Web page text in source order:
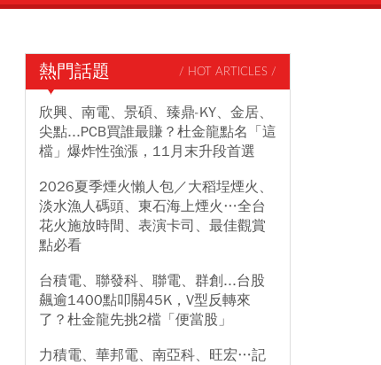
熱門話題 / HOT ARTICLES /
欣興、南電、景碩、臻鼎-KY、金居、
尖點...PCB買誰最賺？杜金龍點名「這
檔」爆炸性強漲，11月末升段首選
2026夏季煙火懶人包／大稻埕煙火、
淡水漁人碼頭、東石海上煙火…全台
花火施放時間、表演卡司、最佳觀賞
點必看
台積電、聯發科、聯電、群創...台股
飆逾1400點叩關45K，V型反轉來
了？杜金龍先挑2檔「便當股」
力積電、華邦電、南亞科、旺宏…記